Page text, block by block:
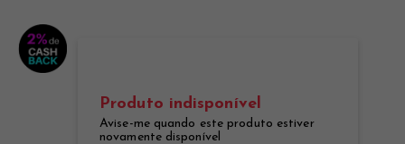
Produto indisponível
Avise-me quando este produto estiver
novamente disponível